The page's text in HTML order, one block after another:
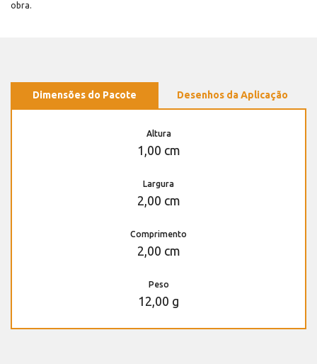
obra.
Dimensões do Pacote Desenhos da Aplicação
Altura
1,00 cm
Largura
2,00 cm
Comprimento
2,00 cm
Peso
12,00 g